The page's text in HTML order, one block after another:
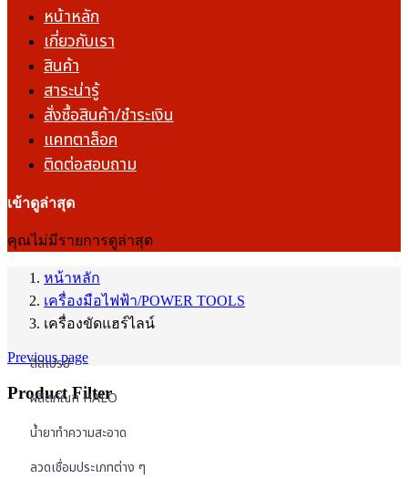
หน้าหลัก
เกี่ยวกับเรา
สินค้า
สาระน่ารู้
สั่งซื้อสินค้า/ชำระเงิน
แคทตาล็อค
ติดต่อสอบถาม
เข้าดูล่าสุด
คุณไม่มีรายการดูล่าสุด
หน้าหลัก
เครื่องมือไฟฟ้า/POWER TOOLS
เครื่องขัดแฮร์ไลน์
Previous page
Product Filter
สีสเปรย์
ผลิตภัณฑ์ HALO
น้ำยาทำความสะอาด
ลวดเชื่อมประเภทต่าง ๆ